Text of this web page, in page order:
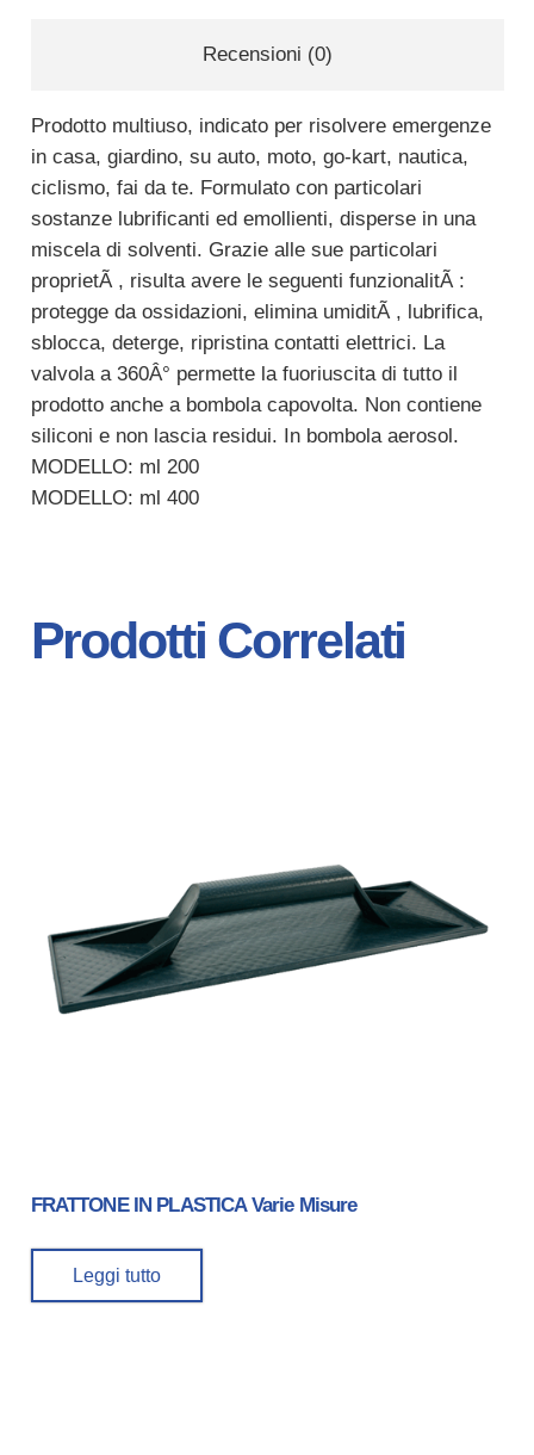
Recensioni (0)
Prodotto multiuso, indicato per risolvere emergenze
in casa, giardino, su auto, moto, go-kart, nautica,
ciclismo, fai da te. Formulato con particolari
sostanze lubrificanti ed emollienti, disperse in una
miscela di solventi. Grazie alle sue particolari
proprietÃ , risulta avere le seguenti funzionalitÃ :
protegge da ossidazioni, elimina umiditÃ , lubrifica,
sblocca, deterge, ripristina contatti elettrici. La
valvola a 360Â° permette la fuoriuscita di tutto il
prodotto anche a bombola capovolta. Non contiene
siliconi e non lascia residui. In bombola aerosol.
MODELLO: ml 200
MODELLO: ml 400
Prodotti Correlati
FRATTONE IN PLASTICA Varie Misure
Leggi tutto